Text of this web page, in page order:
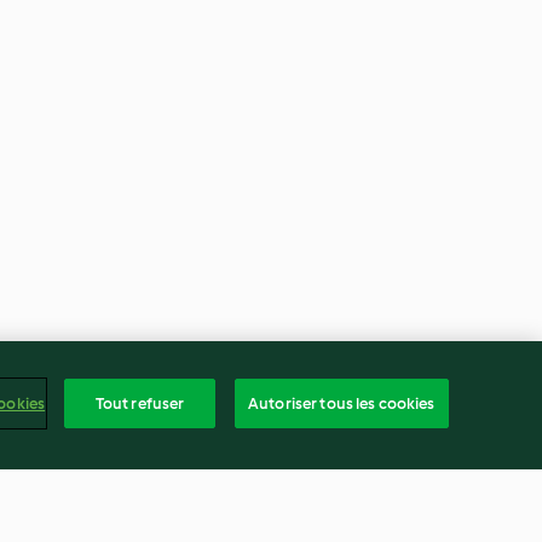
Tout refuser Autoriser tous les cookies